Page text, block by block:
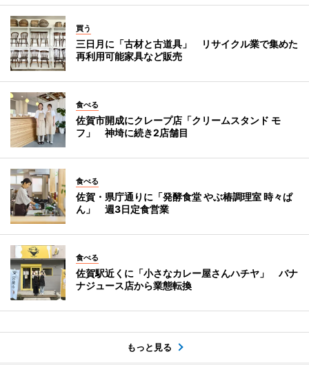
買う
三日月に「古材と古道具」 リサイクル業で集めた
再利用可能家具など販売
食べる
佐賀市開成にクレープ店「クリームスタンド モ
フ」 神埼に続き2店舗目
食べる
佐賀・県庁通りに「発酵食堂 やぶ椿調理室 時々ぱ
ん」 週3日定食営業
食べる
佐賀駅近くに「小さなカレー屋さんハチヤ」 バナ
ナジュース店から業態転換
もっと見る